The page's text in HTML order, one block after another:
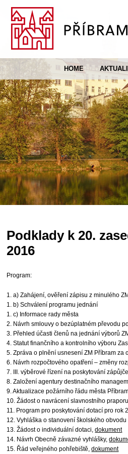
HOME
Podklady k 20.
2016
Program:
1. a) Zahájení, ověření zápisu z minulého
1. b) Schválení programu jednání
1. c) Informace rady města
2. Návrh smlouvy o bezúplatném převodu
3. Přehled účasti členů na jednání výborů
4. Statut finančního a kontrolního výboru
5. Zpráva o plnění usnesení ZM Příbram
6. Návrh rozpočtového opatření – změny
7. III. výběrové řízení na poskytování
8. Založení agentury destinačního
9. Aktualizace požárního řádu města
10. Žádost o navrácení slavnostního
11. Program pro poskytování dotací pro
12. Vyhláška o stanovení školského
13. Žádost o individuální dotaci,dokument
14. Návrh Obecně závazné vyhlášky,
15. Řád veřejného pohřebiště,dokument